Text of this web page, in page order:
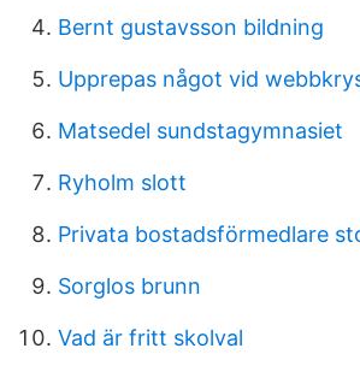
Bernt gustavsson bildning
Upprepas något vid
Matsedel sundstagymnasiet
Ryholm slott
Privata bostadsförmedlare
Sorglos brunn
Vad är fritt skolval